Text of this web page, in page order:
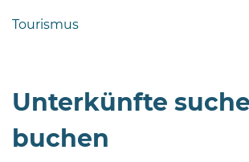
Tourismus
Unterkünfte
buchen